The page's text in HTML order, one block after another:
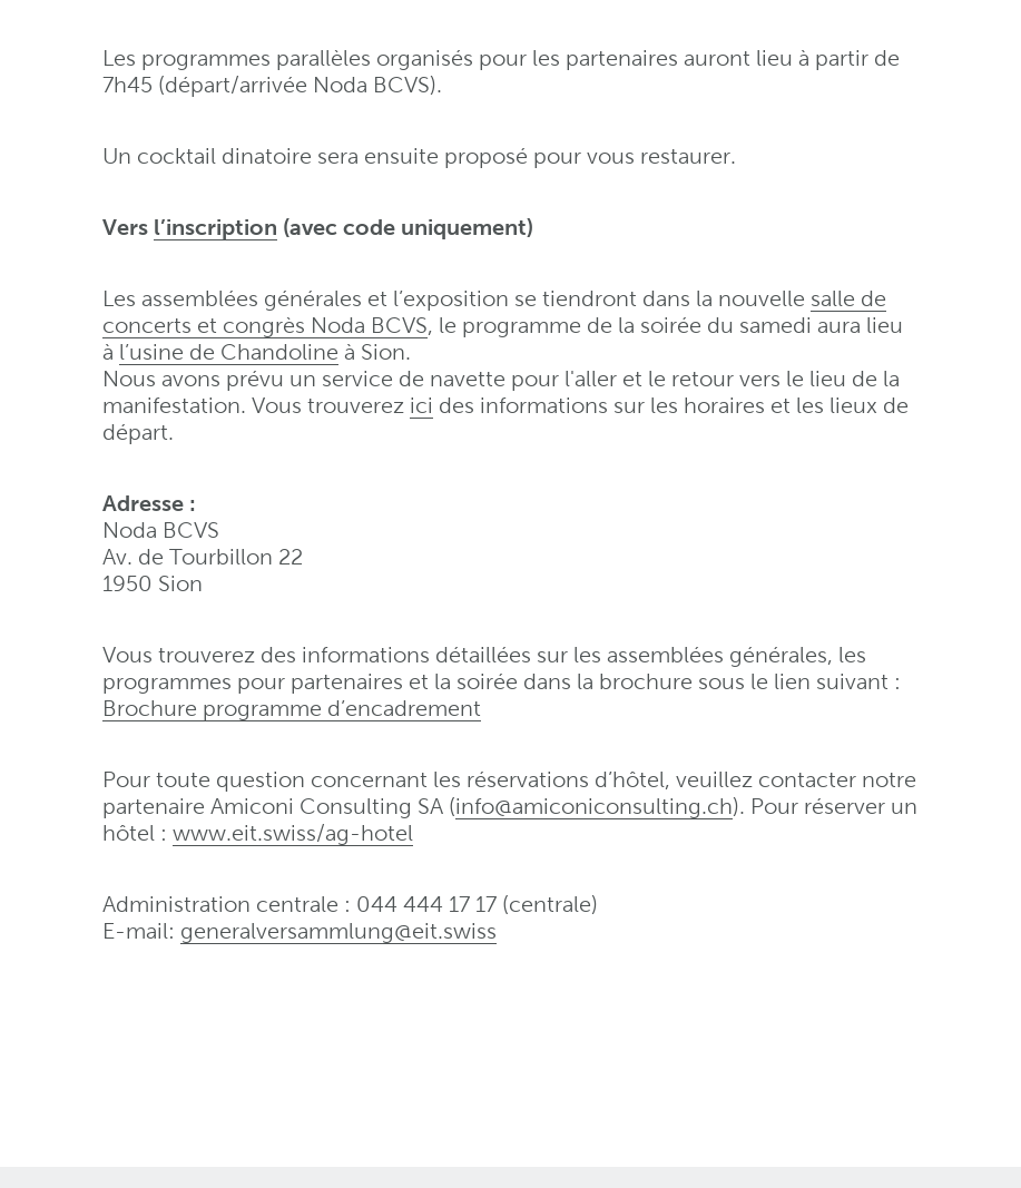
Les programmes parallèles organisés pour les partenaires auront lieu à partir de
7h45 (départ/arrivée Noda BCVS).
Un cocktail dinatoire sera ensuite proposé pour vous restaurer.
Vers l’inscription (avec code uniquement)
Les assemblées générales et l’exposition se tiendront dans la nouvelle salle de
concerts et congrès Noda BCVS, le programme de la soirée du samedi aura lieu
à l’usine de Chandoline à Sion.
Nous avons prévu un service de navette pour l'aller et le retour vers le lieu de la
manifestation. Vous trouverez ici des informations sur les horaires et les lieux de
départ.
Adresse :
Noda BCVS
Av. de Tourbillon 22
1950 Sion
Vous trouverez des informations détaillées sur les assemblées générales, les
programmes pour partenaires et la soirée dans la brochure sous le lien suivant :
Brochure programme d’encadrement
Pour toute question concernant les réservations d’hôtel, veuillez contacter notre
partenaire Amiconi Consulting SA (info@amiconiconsulting.ch). Pour réserver un
hôtel : www.eit.swiss/ag-hotel
Administration centrale : 044 444 17 17 (centrale)
E-mail: generalversammlung@eit.swiss